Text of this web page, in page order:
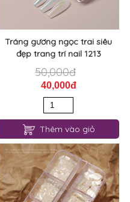
Tráng gương ngọc trai siêu
đẹp trang trí nail 1213
50,000đ
40,000đ
Thêm vào giỏ